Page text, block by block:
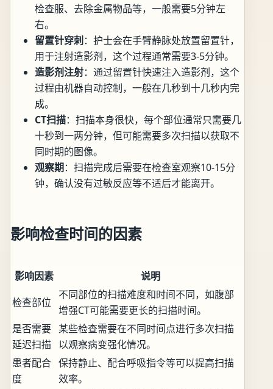
检查服、去除金属物品等，一般需要5分钟左
右。
留置针穿刺 ：护士会在手臂静脉处放置留置针，
用于注射造影剂，这个过程通常需要3-5分钟。
造影剂注射：通过留置针快速注入造影剂，这个
过程由机器自动控制，一般在几秒到十几秒内完
成。
CT扫描：扫描本身很快，每个部位通常只需要几
十秒到一两分钟，但可能需要多次扫描以获取不
同时期的图像。
观察期：扫描完成后需要在检查室观察10-15分
钟，确认没有过敏反应等不适后才能离开。
影响检查时间的因素
影响因素
说明
检查部位
不同部位的扫描难度和时间不同，如腹部
增强CT可能需要更长的扫描时间。
是否需要
延迟扫描
某些检查需要在不同时间点进行多次扫描
以观察病变强化情况。
患者配合
度
保持静止、配合呼吸指令等可以提高扫描
效率。